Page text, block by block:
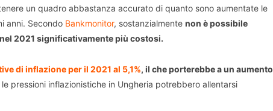
un quadro abbastanza accurato di quanto sono aumentate le
anni. Secondo Bankmonitor, sostanzialmente non è possibile
2021 significativamente più costosi.
di inflazione per il 2021 al 5,1%, il che porterebbe a un aumento
pressioni inflazionistiche in Ungheria potrebbero allentarsi